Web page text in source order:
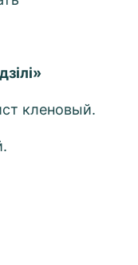
ілі»
кленовый.